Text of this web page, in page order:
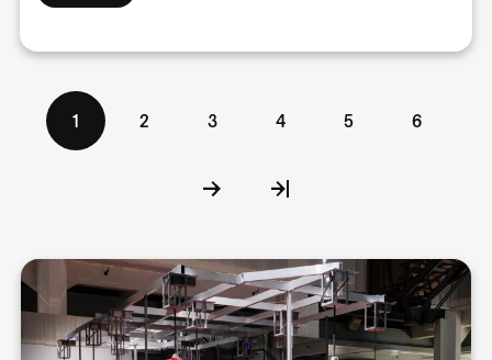
Aktuelle
Seite
1 Seite
2 Seite
3 Seite
4 Seite
5 Seite
6